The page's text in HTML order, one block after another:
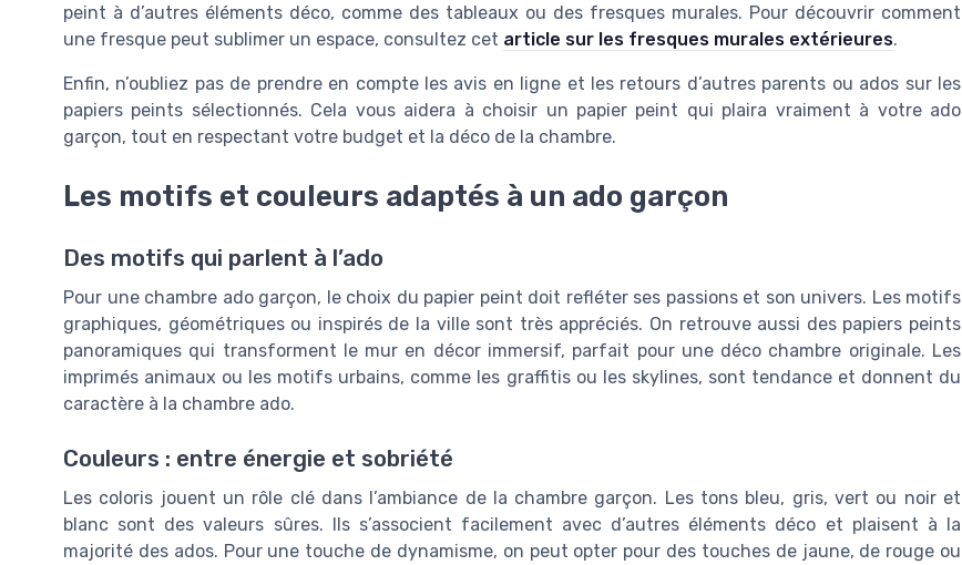
peint à d’autres éléments déco, comme des tableaux ou des fresques murales. Pour découvrir comment
une fresque peut sublimer un espace, consultez cet article sur les fresques murales extérieures.
Enfin, n’oubliez pas de prendre en compte les avis en ligne et les retours d’autres parents ou ados sur les
papiers peints sélectionnés. Cela vous aidera à choisir un papier peint qui plaira vraiment à votre ado
garçon, tout en respectant votre budget et la déco de la chambre.
Les motifs et couleurs adaptés à un ado garçon
Des motifs qui parlent à l’ado
Pour une chambre ado garçon, le choix du papier peint doit refléter ses passions et son univers. Les motifs
graphiques, géométriques ou inspirés de la ville sont très appréciés. On retrouve aussi des papiers peints
panoramiques qui transforment le mur en décor immersif, parfait pour une déco chambre originale. Les
imprimés animaux ou les motifs urbains, comme les graffitis ou les skylines, sont tendance et donnent du
caractère à la chambre ado.
Couleurs : entre énergie et sobriété
Les coloris jouent un rôle clé dans l’ambiance de la chambre garçon. Les tons bleu, gris, vert ou noir et
blanc sont des valeurs sûres. Ils s’associent facilement avec d’autres éléments déco et plaisent à la
majorité des ados. Pour une touche de dynamisme, on peut opter pour des touches de jaune, de rouge ou